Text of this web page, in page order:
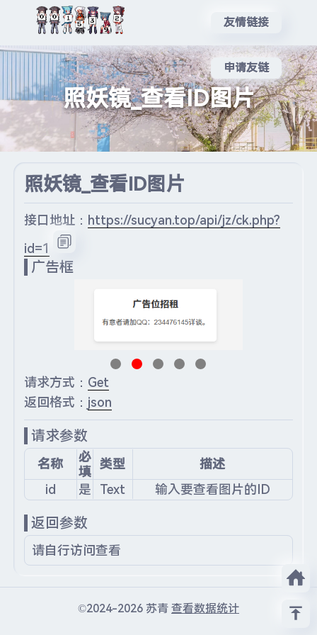
友情链接
申请友链
照妖镜_查看ID图片
照妖镜_查看ID图片
接口地址： https://sucyan.top/api/jz/ck.php?
id=1
广告框
请求方式： Get
返回格式： json
请求参数
名称
必
填
类型
描述
id
是 Text 输入要查看图片的ID
返回参数
请自行访问查看
©2024-2026 苏青 查看数据统计